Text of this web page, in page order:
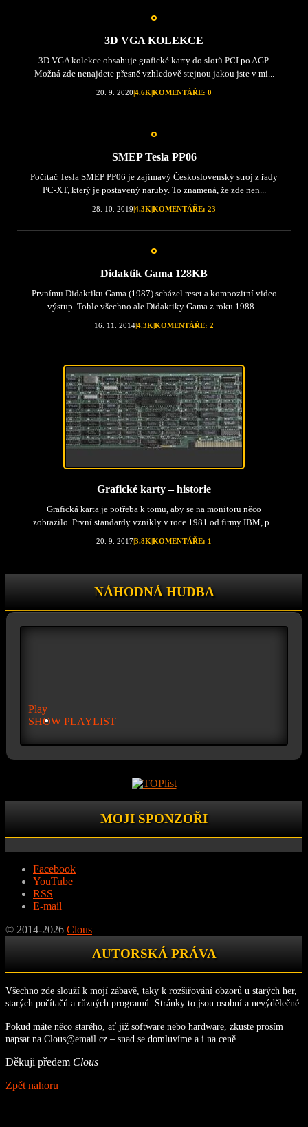
3D VGA KOLEKCE
3D VGA kolekce obsahuje grafické karty do slotů PCI po AGP.
Možná zde nenajdete přesně vzhledově stejnou jakou jste v mi...
20. 9. 2020|4.6K|KOMENTÁŘE: 0
SMEP Tesla PP06
Počítač Tesla SMEP PP06 je zajímavý Československý stroj z řady
PC-XT, který je postavený naruby. To znamená, že zde nen...
28. 10. 2019|4.3K|KOMENTÁŘE: 23
Didaktik Gama 128KB
Prvnímu Didaktiku Gama (1987) scházel reset a kompozitní video
výstup. Tohle všechno ale Didaktiky Gama z roku 1988...
16. 11. 2014|4.3K|KOMENTÁŘE: 2
Grafické karty – historie
Grafická karta je potřeba k tomu, aby se na monitoru něco
zobrazilo. První standardy vznikly v roce 1981 od firmy IBM, p...
20. 9. 2017|3.8K|KOMENTÁŘE: 1
NÁHODNÁ HUDBA
Play
SHOW PLAYLIST
MOJI SPONZOŘI
Facebook
YouTube
RSS
E-mail
© 2014-2026 Clous
AUTORSKÁ PRÁVA
Všechno zde slouží k mojí zábavě, taky k rozšiřování obzorů u starých her,
starých počítačů a různých programů. Stránky to jsou osobní a nevýdělečné.
Pokud máte něco starého, ať již software nebo hardware, zkuste prosím
napsat na Clous@email.cz – snad se domluvíme a i na ceně.
Děkuji předem Clous
Zpět nahoru